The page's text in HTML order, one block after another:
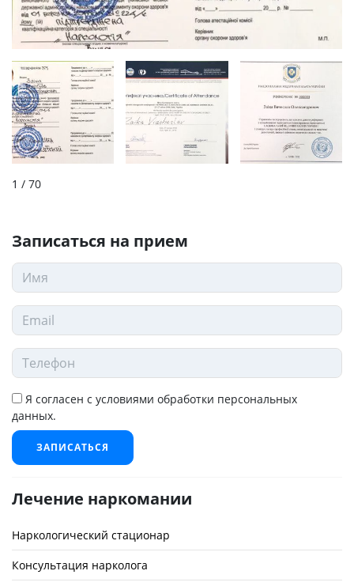
1 / 70
Записаться на прием
Я согласен с условиями обработки персональных
данных.
ЗАПИСАТЬСЯ
Лечение наркомании
Наркологический стационар
Консультация нарколога